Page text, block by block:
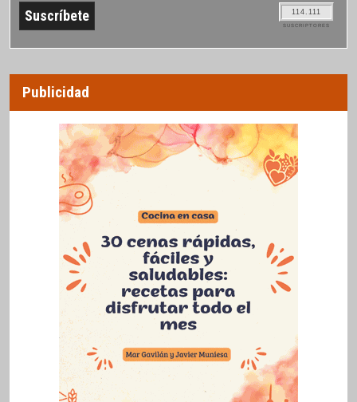
114.111
SUSCRIPTORES
Publicidad